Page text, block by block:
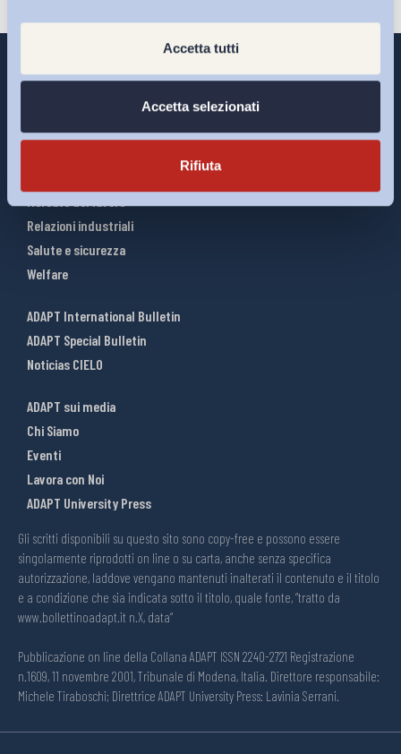
Accetta tutti
Accetta selezionati
Rifiuta
Interventi ADAPT
Relazioni industriali
Salute e sicurezza
Welfare
ADAPT International Bulletin
ADAPT Special Bulletin
Noticias CIELO
ADAPT sui media
Chi Siamo
Eventi
Lavora con Noi
ADAPT University Press
Gli scritti disponibili su questo sito sono copy-free e possono essere
singolarmente riprodotti on line o su carta, anche senza specifica
autorizzazione, laddove vengano mantenuti inalterati il contenuto e il titolo
e a condizione che sia indicata sotto il titolo, quale fonte, “tratto da
www.bollettinoadapt.it n.X, data“
Pubblicazione on line della Collana ADAPT ISSN 2240-2721 Registrazione
n.1609, 11 novembre 2001, Tribunale di Modena, Italia. Direttore responsabile:
Michele Tiraboschi; Direttrice ADAPT University Press: Lavinia Serrani.